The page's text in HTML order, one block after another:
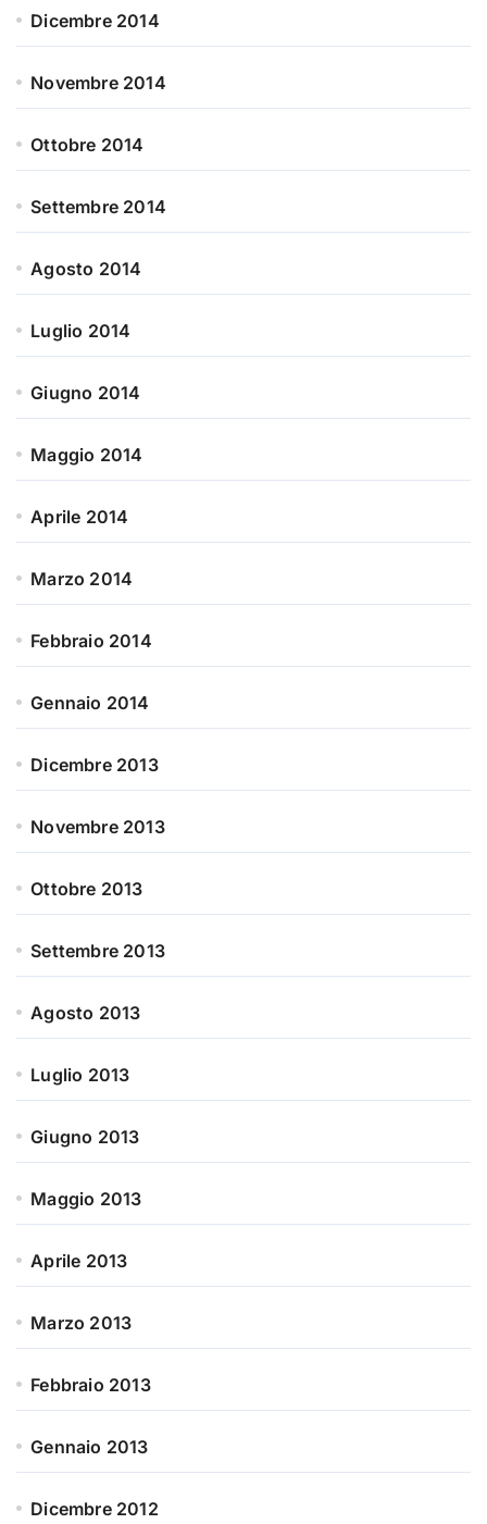
Dicembre 2014
Novembre 2014
Ottobre 2014
Settembre 2014
Agosto 2014
Luglio 2014
Giugno 2014
Maggio 2014
Aprile 2014
Marzo 2014
Febbraio 2014
Gennaio 2014
Dicembre 2013
Novembre 2013
Ottobre 2013
Settembre 2013
Agosto 2013
Luglio 2013
Giugno 2013
Maggio 2013
Aprile 2013
Marzo 2013
Febbraio 2013
Gennaio 2013
Dicembre 2012